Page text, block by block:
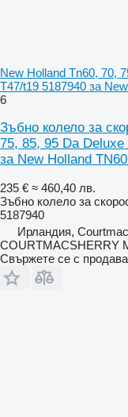
New Holland Tn60, 70,
T47/t19 5187940 за
6
Зъбно колело за
75, 85, 95 Da
за New Holland
235 € ≈ 460,40 лв.
Зъбно колело за
5187940
Ирландия,
COURTMACSHERRY
Свържете се с